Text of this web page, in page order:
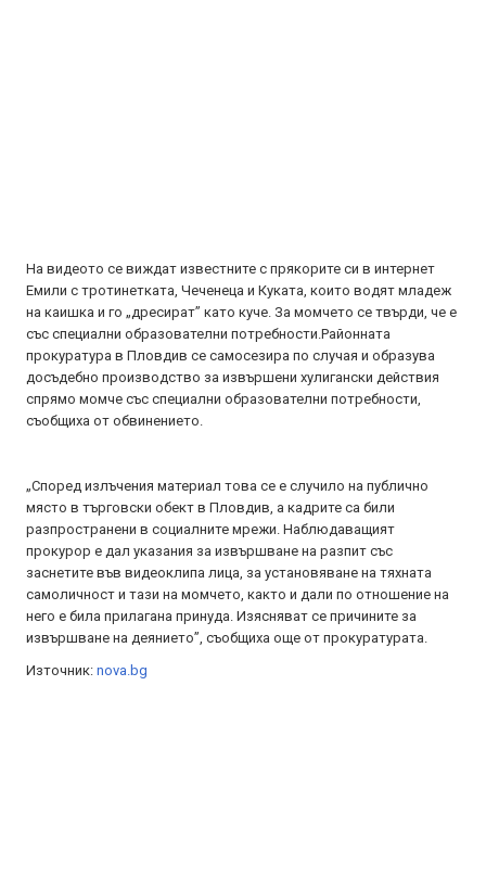
На видеото се виждат известните с прякорите си в интернет
Емили с тротинетката, Чеченеца и Куката, които водят младеж
на каишка и го „дресират” като куче. За момчето се твърди, че е
със специални образователни потребности.Районната
прокуратура в Пловдив се самосезира по случая и образува
досъдебно производство за извършени хулигански действия
спрямо момче със специални образователни потребности,
съобщиха от обвинението.
„Според излъчения материал това се е случило на публично
място в търговски обект в Пловдив, а кадрите са били
разпространени в социалните мрежи. Наблюдаващият
прокурор е дал указания за извършване на разпит със
заснетите във видеоклипа лица, за установяване на тяхната
самоличност и тази на момчето, както и дали по отношение на
него е била прилагана принуда. Изясняват се причините за
извършване на деянието”, съобщиха още от прокуратурата.
Източник: nova.bg